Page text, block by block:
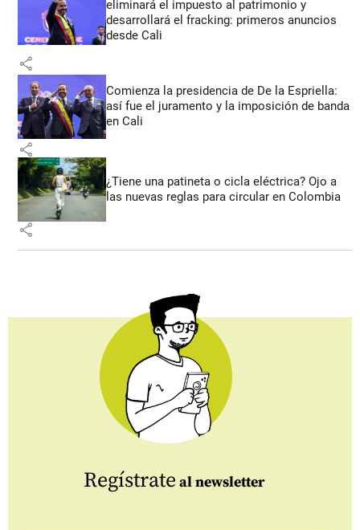
eliminará el impuesto al patrimonio y
desarrollará el fracking: primeros anuncios
desde Cali
share
Comienza la presidencia de De la Espriella:
así fue el juramento y la imposición de banda
en Cali
share
¿Tiene una patineta o cicla eléctrica? Ojo a
las nuevas reglas para circular en Colombia
share
Regístrate al newsletter